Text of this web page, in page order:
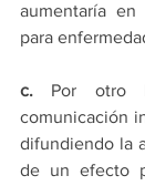
aumentaría
para
c. Por otro
comunicación
difundiendo la
de un efecto